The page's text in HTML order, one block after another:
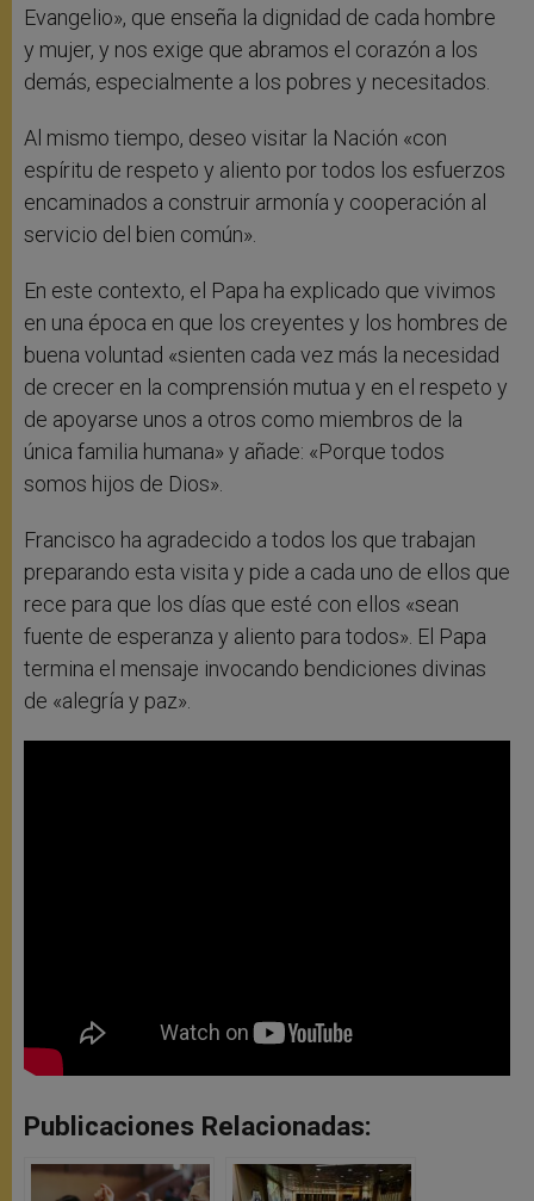
Evangelio», que enseña la dignidad de cada hombre
y mujer, y nos exige que abramos el corazón a los
demás, especialmente a los pobres y necesitados.
Al mismo tiempo, deseo visitar la Nación «con
espíritu de respeto y aliento por todos los esfuerzos
encaminados a construir armonía y cooperación al
servicio del bien común».
En este contexto, el Papa ha explicado que vivimos
en una época en que los creyentes y los hombres de
buena voluntad «sienten cada vez más la necesidad
de crecer en la comprensión mutua y en el respeto y
de apoyarse unos a otros como miembros de la
única familia humana» y añade: «Porque todos
somos hijos de Dios».
Francisco ha agradecido a todos los que trabajan
preparando esta visita y pide a cada uno de ellos que
rece para que los días que esté con ellos «sean
fuente de esperanza y aliento para todos». El Papa
termina el mensaje invocando bendiciones divinas
de «alegría y paz».
Publicaciones Relacionadas: